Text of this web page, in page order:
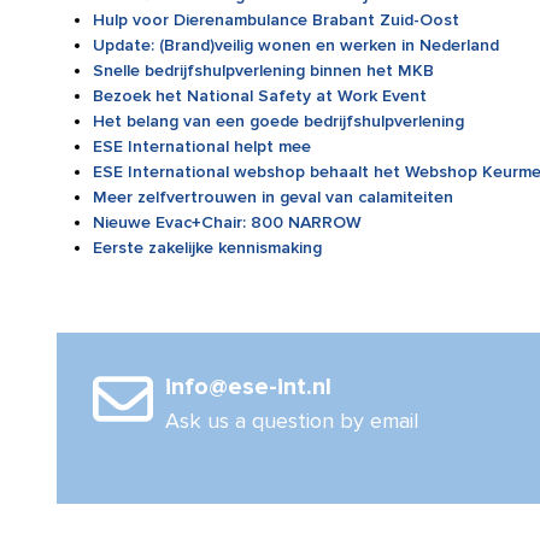
Hulp voor Dierenambulance Brabant Zuid-Oost
Update: (Brand)veilig wonen en werken in Nederland
Snelle bedrijfshulpverlening binnen het MKB
Bezoek het National Safety at Work Event
Het belang van een goede bedrijfshulpverlening
ESE International helpt mee
ESE International webshop behaalt het Webshop
Meer zelfvertrouwen in geval van calamiteiten
Nieuwe Evac+Chair: 800 NARROW
Eerste zakelijke kennismaking
info@ese-int.nl
Ask us a question by email